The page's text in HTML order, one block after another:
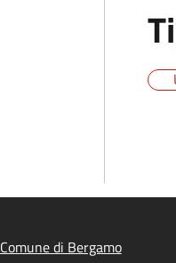
Comune di Bergamo